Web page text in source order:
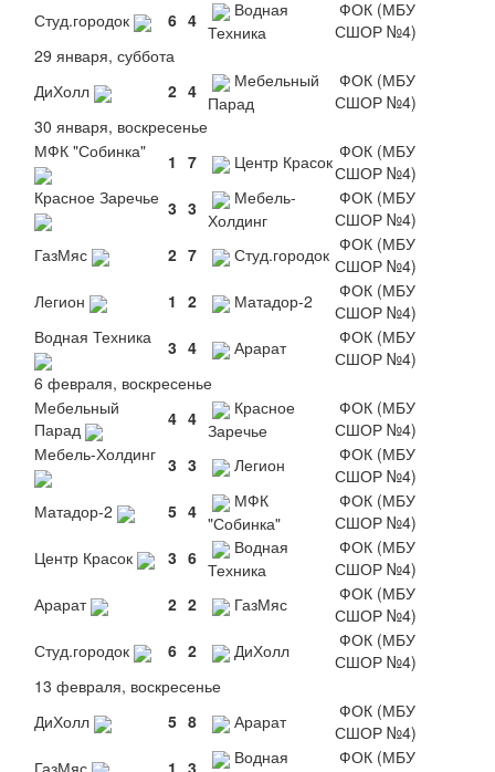
Студ.городок
6 4
Водная
Техника
ФОК (МБУ
СШОР №4)
29 января, суббота
ДиХолл
2 4
Мебельный
Парад
ФОК (МБУ
СШОР №4)
30 января, воскресенье
МФК "Собинка"
1 7 Центр Красок ФОК (МБУ
СШОР №4)
Красное Заречье 3 3
Мебель-
Холдинг
ФОК (МБУ
СШОР №4)
ГазМяс
2 7 Студ.городок ФОК (МБУ
СШОР №4)
Легион
1 2 Матадор-2
ФОК (МБУ
СШОР №4)
Водная Техника
3 4 Арарат
ФОК (МБУ
СШОР №4)
6 февраля, воскресенье
Мебельный
Парад
4 4
Красное
Заречье
ФОК (МБУ
СШОР №4)
Мебель-Холдинг 3 3 Легион
ФОК (МБУ
СШОР №4)
Матадор-2
5 4
МФК
"Собинка"
ФОК (МБУ
СШОР №4)
Центр Красок
3 6
Водная
Техника
ФОК (МБУ
СШОР №4)
Арарат
2 2 ГазМяс
ФОК (МБУ
СШОР №4)
Студ.городок
6 2 ДиХолл
ФОК (МБУ
СШОР №4)
13 февраля, воскресенье
ДиХолл
5 8 Арарат
ФОК (МБУ
СШОР №4)
Водная
ФОК (МБУ